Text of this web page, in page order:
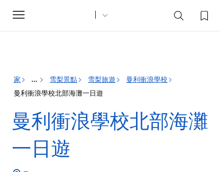
Toggle
navigation
家 ... 雪梨景點 雪梨旅遊
曼利衝浪學校
曼利衝浪學校北部海灘一日遊
曼利衝浪學校北部海灘
一日遊